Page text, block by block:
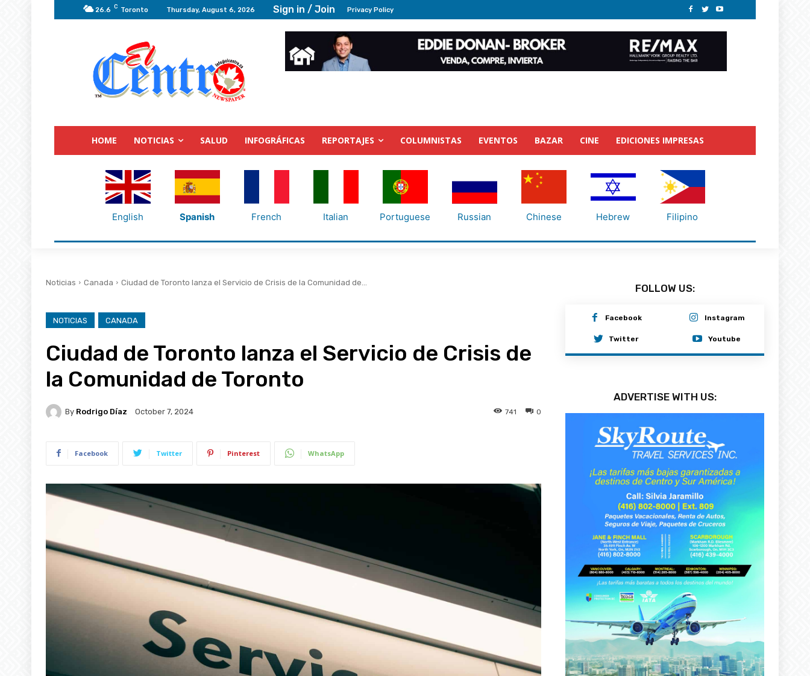
26.6 C Toronto Thursday, August 6, 2026 Sign in / Join Privacy Policy
HOME NOTICIAS SALUD INFOGRÁFICAS REPORTAJES COLUMNISTAS EVENTOS BAZAR CINE EDICIONES IMPRESAS
English Spanish French Italian Portuguese Russian Chinese Hebrew Filipino
Noticias Canada Ciudad de Toronto lanza el Servicio de Crisis de la Comunidad de...
NOTICIAS CANADA
Ciudad de Toronto lanza el Servicio de Crisis de
la Comunidad de Toronto
By Rodrigo Díaz October 7, 2024 0
741
Facebook Twitter Pinterest WhatsApp
FOLLOW US:
Facebook Instagram
Twitter Youtube
ADVERTISE WITH US: